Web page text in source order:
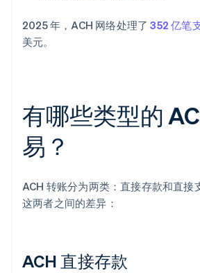
2025 年，ACH 网络处理了 352 亿笔
美元。
有哪些类型的
易？
ACH 转账分为两类：直接存款和直接
这两者之间的差异：
ACH 直接存款